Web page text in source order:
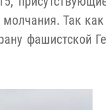
Так
фашистской